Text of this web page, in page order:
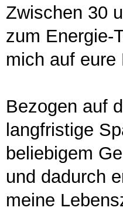
Zwischen 30
zum Energie-
mich auf eure
Bezogen auf
langfristige
beliebigem
und dadurch
meine